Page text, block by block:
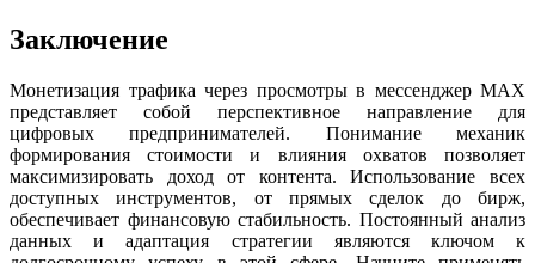
Заключение
Монетизация трафика через просмотры в мессенджер MAX
представляет собой перспективное направление для
цифровых предпринимателей. Понимание механик
формирования стоимости и влияния охватов позволяет
максимизировать доход от контента. Использование всех
доступных инструментов, от прямых сделок до бирж,
обеспечивает финансовую стабильность. Постоянный анализ
данных и адаптация стратегии являются ключом к